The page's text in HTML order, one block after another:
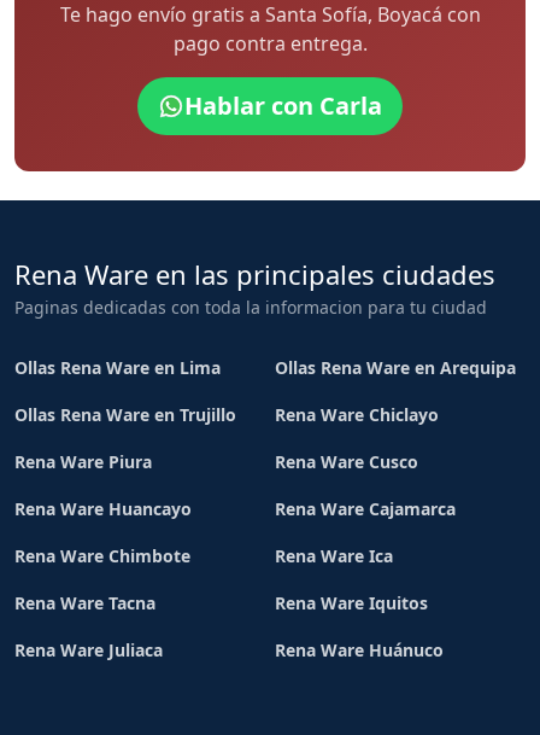
Te hago envío gratis a Santa Sofía, Boyacá con
pago contra entrega.
Hablar con Carla
Rena Ware en las principales ciudades
Paginas dedicadas con toda la informacion para tu ciudad
Ollas Rena Ware en Lima Ollas Rena Ware en Arequipa
Ollas Rena Ware en Trujillo Rena Ware Chiclayo
Rena Ware Piura Rena Ware Cusco
Rena Ware Huancayo Rena Ware Cajamarca
Rena Ware Chimbote Rena Ware Ica
Rena Ware Tacna Rena Ware Iquitos
Rena Ware Juliaca Rena Ware Huánuco